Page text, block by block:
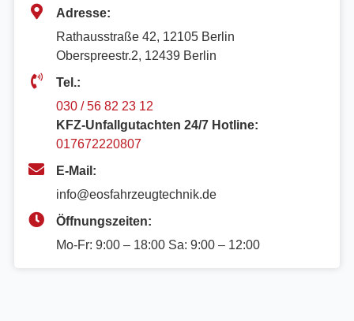
Adresse:
Rathausstraße 42, 12105 Berlin
Oberspreestr.2, 12439 Berlin​
Tel.:
030 / 56 82 23 12
KFZ-Unfallgutachten 24/7 Hotline:
017672220807
E-Mail:
info@eosfahrzeugtechnik.de
Öffnungszeiten:
Mo-Fr: 9:00 – 18:00 Sa: 9:00 – 12:00